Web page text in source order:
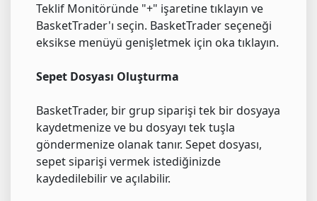
Teklif Monitöründe "+" işaretine tıklayın ve
BasketTrader'ı seçin. BasketTrader seçeneği
eksikse menüyü genişletmek için oka tıklayın.
Sepet Dosyası Oluşturma
BasketTrader, bir grup siparişi tek bir dosyaya
kaydetmenize ve bu dosyayı tek tuşla
göndermenize olanak tanır. Sepet dosyası,
sepet siparişi vermek istediğinizde
kaydedilebilir ve açılabilir.